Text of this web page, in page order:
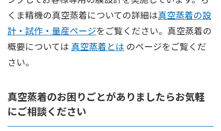
くま精機の真空蒸着についての詳細は真空蒸着の設
計・試作・量産ページをご覧ください。真空蒸着の
概要については 真空蒸着とは のページをご覧くだ
さい。
真空蒸着のお困りごとがありましたらお気軽
にご相談ください